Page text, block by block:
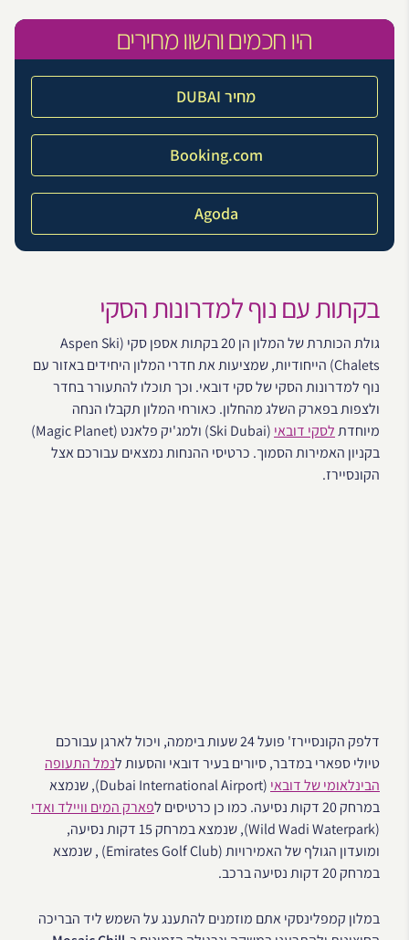
היו חכמים והשוו מחירים
מחיר DUBAI
Booking.com
Agoda
בקתות עם נוף למדרונות הסקי
גולת הכותרת של המלון הן 20 בקתות אספן סקי (Aspen Ski
Chalets) הייחודיות, שמציעות את חדרי המלון היחידים באזור עם
נוף למדרונות הסקי של סקי דובאי. וכך תוכלו להתעורר בחדר
ולצפות בפארק השלג מהחלון. כאורחי המלון תקבלו הנחה
מיוחדתלסקי דובאי
(Ski Dubai) ולמג'יק פלאנט (Magic Planet)
בקניון האמירות הסמוך. כרטיסי ההנחות נמצאים עבורכם אצל
הקונסיירז.
דלפק הקונסיירז' פועל 24 שעות ביממה, ויכול לארגן עבורכם
טיולי ספארי במדבר, סיורים בעיר דובאי והסעות לנמל התעופה
הבינלאומי של דובאי
(Dubai International Airport), שנמצא
במרחק 20 דקות נסיעה. כמו כן כרטיסים ל
פארק המים וויילד ואדי
(Wild Wadi Waterpark), שנמצא במרחק 15 דקות נסיעה,
ומועדון הגולף של האמירויות (Emirates Golf Club) , שנמצא
במרחק 20 דקות נסיעה ברכב.
במלון קמפלינסקי אתם מוזמנים להתענג על השמש ליד הבריכה